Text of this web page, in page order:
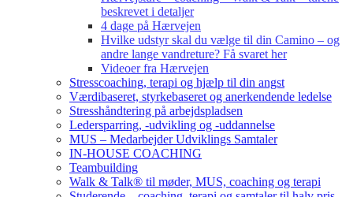
beskrevet i detaljer
4 dage på Hærvejen
Hvilke udstyr skal du vælge til din Camino – og
andre lange vandreture? Få svaret her
Videoer fra Hærvejen
Stresscoaching, terapi og hjælp til din angst
Værdibaseret, styrkebaseret og anerkendende ledelse
Stresshåndtering på arbejdspladsen
Ledersparring, -udvikling og -uddannelse
MUS – Medarbejder Udviklings Samtaler
IN-HOUSE COACHING
Teambuilding
Walk & Talk® til møder, MUS, coaching og terapi